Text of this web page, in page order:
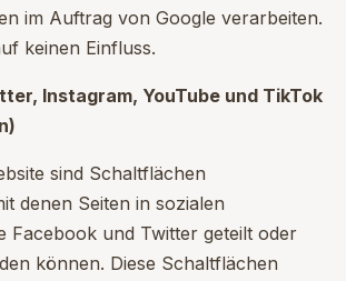
im Auftrag von Google verarbeiten.
keinen Einfluss.
Instagram, YouTube und TikTok
sind Schaltflächen
denen Seiten in sozialen
Facebook und Twitter geteilt oder
können. Diese Schaltflächen